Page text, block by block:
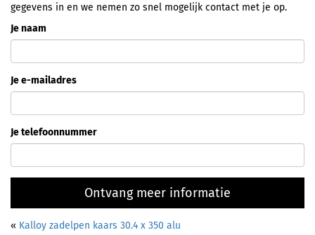
gegevens in en we nemen zo snel mogelijk contact met je op.
Je naam
Je e-mailadres
Je telefoonnummer
Ontvang meer informatie
« Kalloy zadelpen kaars 30.4 x 350 alu